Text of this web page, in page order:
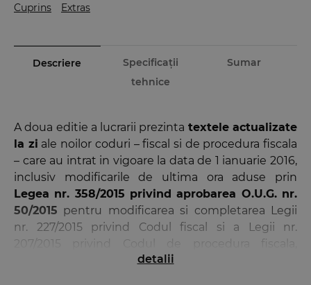
Cuprins Extras
Descriere
Specificații
tehnice
Sumar
A doua editie a lucrarii prezinta textele actualizate
la zi ale noilor coduri – fiscal si de procedura fiscala
– care au intrat in vigoare la data de 1 ianuarie 2016,
inclusiv modificarile de ultima ora aduse prin
Legea nr. 358/2015 privind aprobarea O.U.G. nr.
50/2015 pentru modificarea si completarea Legii
nr. 227/2015 privind Codul fiscal si a Legii nr.
207/2015 privind Codul de procedura fiscala,
publicata in M. Of. nr. 988 din 31 decembrie 2015.
detalii